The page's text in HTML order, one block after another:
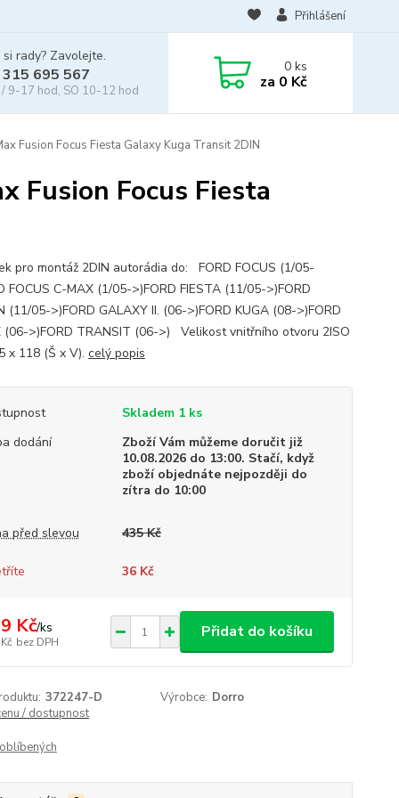
Přihlášení
rady? Zavolejte.
695 567
/ 9-17 hod, SO 10-12 hod
0ks
za 0 Kč
Fusion Focus Fiesta Galaxy Kuga Transit 2DIN
Fusion Focus Fiesta
pro montáž 2DIN autorádia do: FORD FOCUS (1/05-
FOCUS C-MAX (1/05->)FORD FIESTA (11/05->)FORD
(11/05->)FORD GALAXY II. (06->)FORD KUGA (08->)FORD
(06->)FORD TRANSIT (06->) Velikost vnitřního otvoru 2ISO
x 118 (Š x V). celý popis
Skladem 1 ks
dodání
Zboží Vám můžeme doručit již
10.08.2026 do 13:00. Stačí, když
zboží objednáte nejpozději do
zítra do 10:00
před slevou 435 Kč
36 Kč
Kč/ks
bez DPH
Přidat do košíku
372247-D Výrobce: Dorro
/ dostupnost